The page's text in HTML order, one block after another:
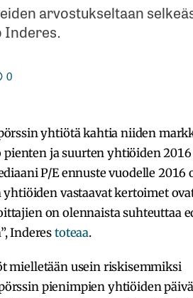
arvostukseltaan
Inderes.
0
yhtiötä kahtia niiden
ja suurten yhtiöiden 2016
P/E ennuste vuodelle 2016
yhtiöiden vastaavat kertoimet
on olennaista suhteuttaa
Inderes toteaa.
mielletään usein riskisemmiksi
pienimpien yhtiöiden